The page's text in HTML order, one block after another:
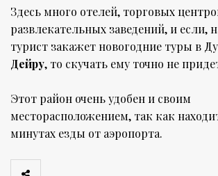
Здесь много отелей, торговых
развлекательных заведений, и если,
турист закажет новогодние туры в
Дейру, то скучать ему точно не
Этот район очень удобен и своим
месторасположением, так как
минутах езды от аэропорта.